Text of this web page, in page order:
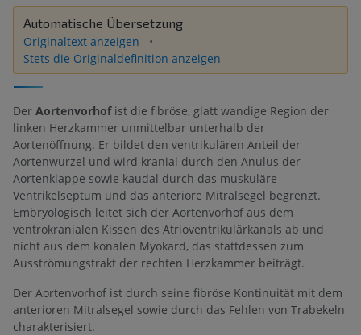
Automatische Übersetzung
Originaltext anzeigen
Stets die Originaldefinition anzeigen
Der Aortenvorhofist die fibröse, glatt wandige Region der
linken Herzkammer unmittelbar unterhalb der
Aortenöffnung. Er bildet den ventrikulären Anteil der
Aortenwurzel und wird kranial durch den Anulus der
Aortenklappe sowie kaudal durch das muskuläre
Ventrikelseptum und das anteriore Mitralsegel begrenzt.
Embryologisch leitet sich der Aortenvorhof aus dem
ventrokranialen Kissen des Atrioventrikulärkanals ab und
nicht aus dem konalen Myokard, das stattdessen zum
Ausströmungstrakt der rechten Herzkammer beiträgt.
Der Aortenvorhof ist durch seine fibröse Kontinuität mit dem
anterioren Mitralsegel sowie durch das Fehlen von Trabekeln
charakterisiert.